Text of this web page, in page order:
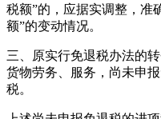
税额”的，应据实调整，
额”的变动情况。
三、原实行免退税办法的
货物劳务、服务，尚未申
税。